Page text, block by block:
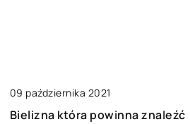
09 października 2021
Bielizna która powinna znaleźć